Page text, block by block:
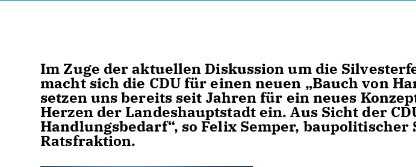
Im Zuge der aktuellen Diskussion um die
macht sich die CDU für einen neuen „Bauch von
setzen uns bereits seit Jahren für ein neues
Herzen der Landeshauptstadt ein. Aus Sicht der
Handlungsbedarf“, so Felix Semper, baupolitischer
Ratsfraktion.